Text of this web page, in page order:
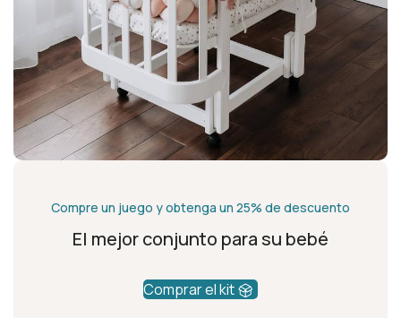
Compre un juego y obtenga un 25% de descuento
El mejor conjunto para su bebé
Comprar el kit